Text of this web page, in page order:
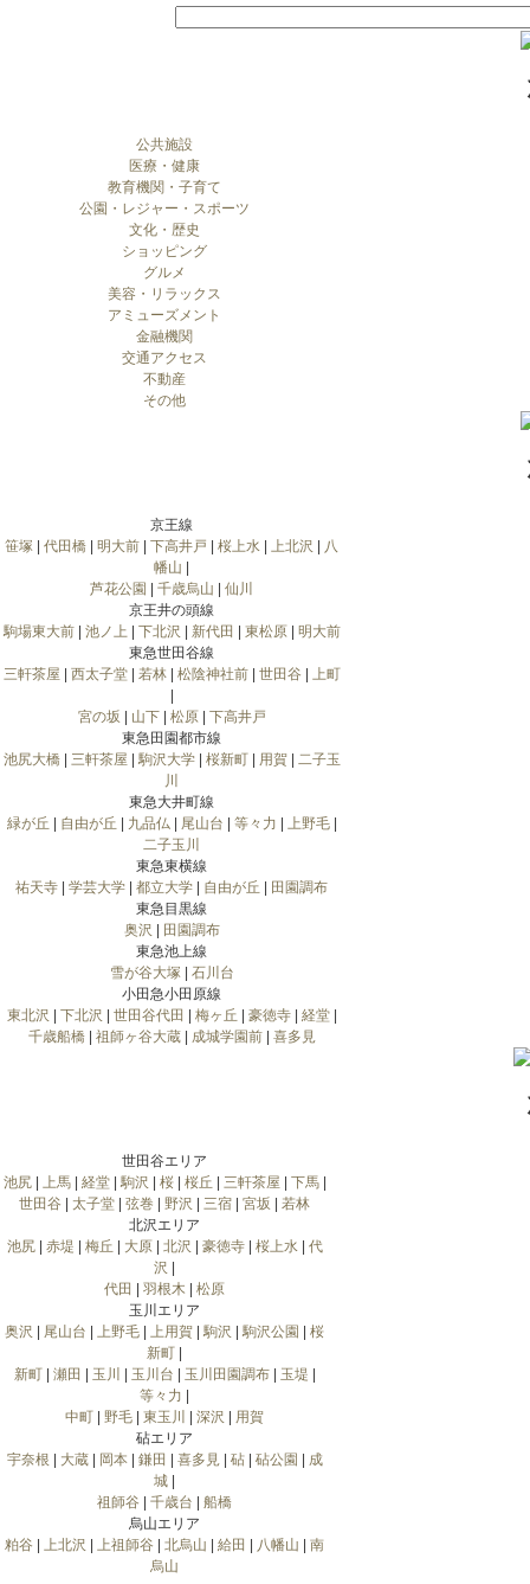
公共施設
医療・健康
教育機関・子育て
公園・レジャー・スポーツ
文化・歴史
ショッピング
グルメ
美容・リラックス
アミューズメント
金融機関
交通アクセス
不動産
その他
京王線
笹塚
代田橋 明大前 下高井戸 桜上水 上北沢
八
幡山
芦花公園
千歳烏山
仙川
京王井の頭線
駒場東大前| 池ノ上 下北沢 新代田 東松原| 明大前
東急世田谷線
三軒茶屋
西太子堂| 若林| 松陰神社前| 世田谷
上町
宮の坂
山下| 松原| 下高井戸
東急田園都市線
池尻大橋| 三軒茶屋 駒沢大学| 桜新町| 用賀| 二子玉
川
東急大井町線
緑が丘
自由が丘 九品仏| 尾山台 等々力 上野毛|
二子玉川
東急東横線
祐天寺
学芸大学 都立大学 自由が丘
田園調布
東急目黒線
奥沢
田園調布
東急池上線
雪が谷大塚| 石川台
小田急小田原線
東北沢
下北沢 世田谷代田 梅ヶ丘 豪徳寺| 経堂|
千歳船橋| 祖師ヶ谷大蔵| 成城学園前| 喜多見
世田谷エリア
池尻| 上馬| 経堂| 駒沢 桜| 桜丘 三軒茶屋 下馬|
世田谷
太子堂 弦巻 野沢 三宿 宮坂
若林
北沢エリア
池尻| 赤堤 梅丘 大原| 北沢 豪徳寺| 桜上水| 代
沢
代田
羽根木
松原
玉川エリア
奥沢
尾山台 上野毛 上用賀 駒沢 駒沢公園
桜
新町
新町| 瀬田 玉川 玉川台 玉川田園調布| 玉堤
等々力
中町
野毛 東玉川 深沢
用賀
砧エリア
宇奈根
大蔵| 岡本| 鎌田 喜多見| 砧| 砧公園
成
城
祖師谷
千歳台
船橋
烏山エリア
粕谷
上北沢 上祖師谷 北烏山 給田 八幡山
南
烏山